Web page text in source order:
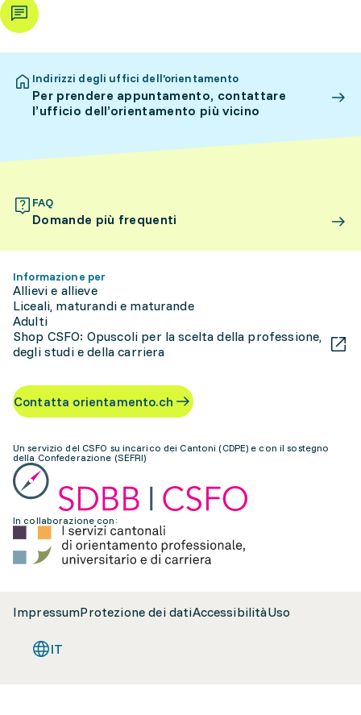
Indirizzi degli uffici dell’orientamento
Per prendere appuntamento, contattare
l’ufficio dell’orientamento più vicino
FAQ
Domande più frequenti
Informazione per
Allievi e allieve
Liceali, maturandi e maturande
Adulti
Shop CSFO: Opuscoli per la scelta della professione,
degli studi e della carriera
Contatta orientamento.ch
Un servizio del CSFO su incarico dei Cantoni (CDPE) e con il sostegno
della Confederazione (SEFRI)
In collaborazione con:
ImpressumProtezione dei datiAccessibilitàUso
IT